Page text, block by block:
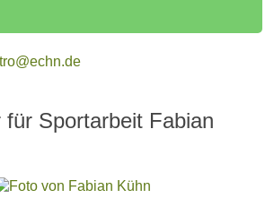
für Sportarbeit Fabian